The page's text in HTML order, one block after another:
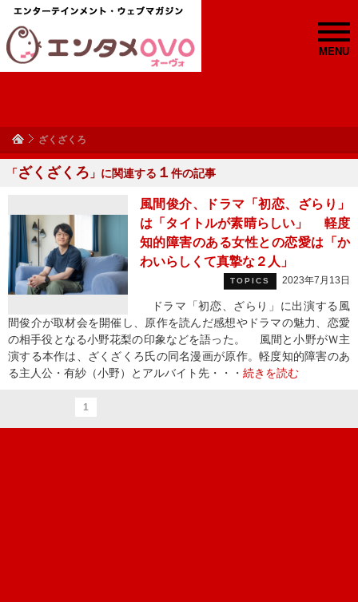
MENU
ざくざくろ
「ざくざくろ 」に関連する １ 件の記事
風間俊介、ドラマ「初恋、ざらり」
は「タイトルが素晴らしい」 軽度
知的障害のある女性との恋愛は「か
わいらしくて真摯な２人」
TOPICS 2023年7月13日
ドラマ「初恋、ざらり」に出演する風
間俊介が取材会を開催し、原作を読んだ感想やドラマの魅力、恋愛
の相手役となる小野花梨の印象などを語った。 風間と小野がＷ主
演する本作は、ざくざくろ氏の同名漫画が原作。軽度知的障害のあ
る主人公・有紗（小野）とアルバイト先・・・ 続きを読む
1